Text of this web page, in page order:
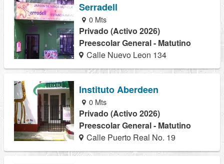
Serradell
0 Mts
Privado (Activo 2026)
Preescolar General - Matutino
Calle Nuevo Leon 134
Instituto Aberdeen
0 Mts
Privado (Activo 2026)
Preescolar General - Matutino
Calle Puerto Real No. 19